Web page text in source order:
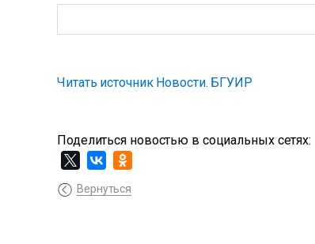
Читать источник Новости. БГУИР
Поделиться новостью в социальных сетях:
Вернуться